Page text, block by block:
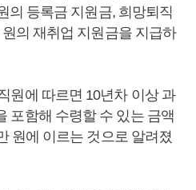
의 등록금 지원금, 희망퇴직
의 재취업 지원금을 지급하
원에 따르면 10년차 이상 과
포함해 수령할 수 있는 금액
원에 이르는 것으로 알려졌